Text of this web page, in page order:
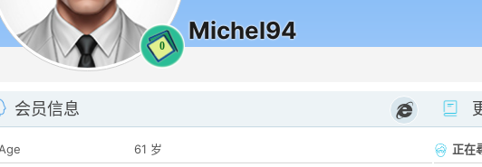
0
Michel94
会员信息
Age
61 岁
正在